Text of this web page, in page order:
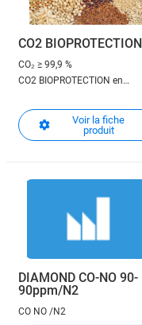
CO2 BIOPROTECTION
CO₂ ≥ 99,9 %
CO2 BIOPROTECTION en
Voir la fiche
produit
DIAMOND CO-NO 90-
90ppm/N2
CO NO /N2